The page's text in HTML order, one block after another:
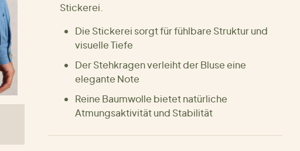
Stickerei.
Die Stickerei sorgt für fühlbare Struktur und
visuelle Tiefe
Der Stehkragen verleiht der Bluse eine
elegante Note
Reine Baumwolle bietet natürliche
Atmungsaktivität und Stabilität